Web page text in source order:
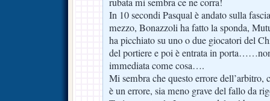
rubata mi sembra ce ne corra!
In 10 secondi Pasqual è andato sulla
mezzo, Bonazzoli ha fatto la sponda,
ha picchiato su uno o due giocatori del
del portiere e poi è entrata in
immediata come cosa….
Mi sembra che questo errore dell’arbitro,
è un errore, sia meno grave del fallo da